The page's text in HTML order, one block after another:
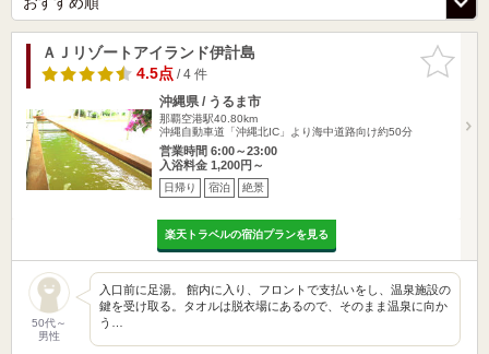
お気に入
りに追加
ＡＪリゾートアイランド伊計島
4.5点/ 4 件
沖縄県 / うるま市
那覇空港駅40.80km
沖縄自動車道「沖縄北IC」より海中道路向け約50分
営業時間 6:00～23:00
入浴料金 1,200円～
日帰り 宿泊 絶景
楽天トラベルの宿泊プランを見る
50代～
男性
入口前に足湯。 館内に入り、フロントで支払いをし、温泉施設の
鍵を受け取る。タオルは脱衣場にあるので、そのまま温泉に向か
う…